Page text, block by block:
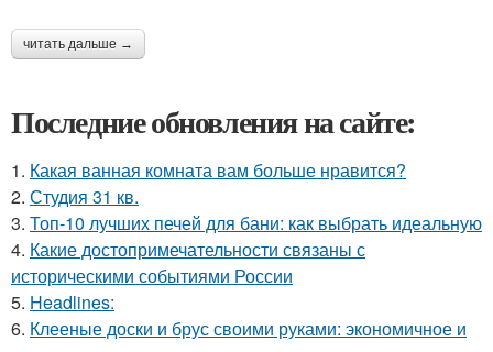
читать дальше →
Последние обновления на сайте:
1. Какая ванная комната вам больше нравится?
2. Студия 31 кв.
3. Топ-10 лучших печей для бани: как выбрать идеальную
4. Какие достопримечательности связаны с
историческими событиями России
5. Headlines:
6. Клееные доски и брус своими руками: экономичное и